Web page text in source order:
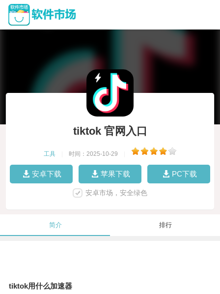
tiktok 官网入口
工具 时间：2025-10-29
安卓下载 苹果下载 PC下载
安卓市场，安全绿色
简介 排行
tiktok用什么加速器